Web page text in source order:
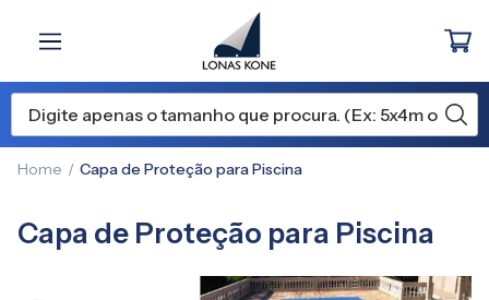
Home Capa de Proteção para Piscina
Capa de Proteção para Piscina